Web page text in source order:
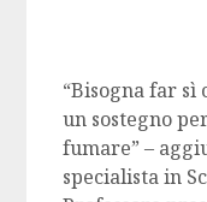
“Bisogna far sì
un sostegno
fumare” –
specialista in